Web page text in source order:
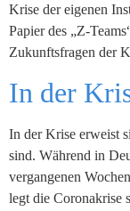
Krise der eigenen
Papier des „Z-
Zukunftsfragen der
In der
In der Krise erweist
sind. Während in
vergangenen
legt die Coronakrise